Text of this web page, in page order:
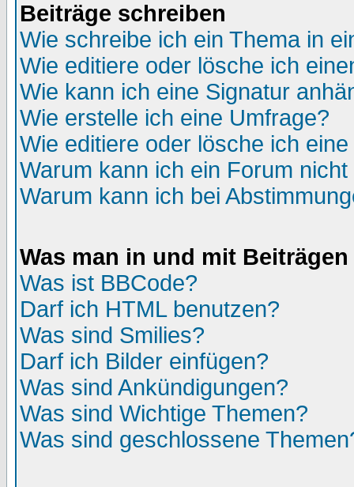
Beiträge schreiben
Wie schreibe ich ein Thema in
Wie editiere oder lösche ich
Wie kann ich eine Signatur
Wie erstelle ich eine Umfrage?
Wie editiere oder lösche ich
Warum kann ich ein Forum
Warum kann ich bei
Was man in und mit
Was ist BBCode?
Darf ich HTML benutzen?
Was sind Smilies?
Darf ich Bilder einfügen?
Was sind Ankündigungen?
Was sind Wichtige Themen?
Was sind geschlossene